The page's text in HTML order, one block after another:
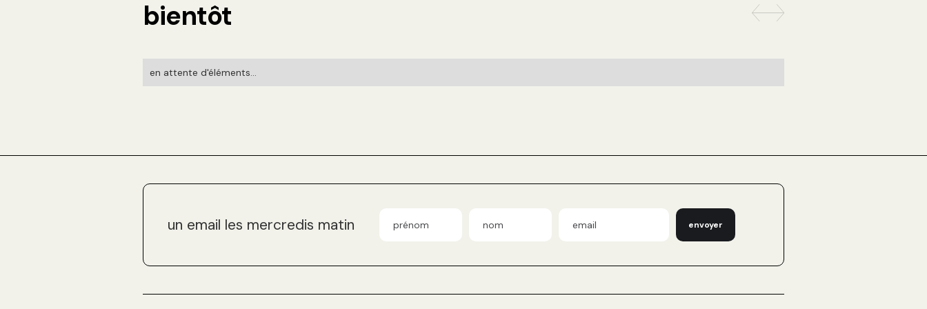
bientôt
en attente d'éléments...
un email les mercredis matin